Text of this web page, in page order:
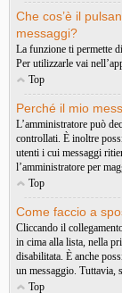
Che cos’è il
messaggi?
La funzione ti permette
Per utilizzarle vai
Top
Perché il mio
L’amministratore può
controllati. È inoltre
utenti i cui messaggi
l’amministratore per
Top
Come faccio a
Cliccando il
in cima alla lista, nella
disabilitata. È anche
un messaggio. Tuttavia,
Top